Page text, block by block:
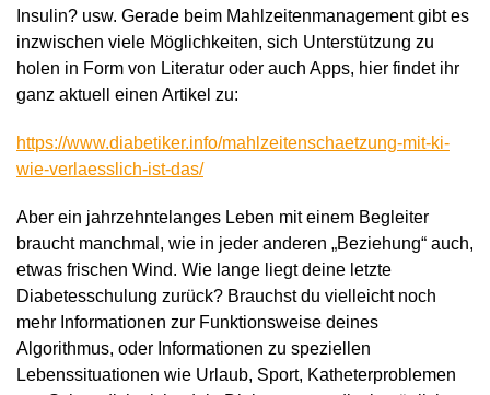
Insulin? usw. Gerade beim Mahlzeitenmanagement gibt es
inzwischen viele Möglichkeiten, sich Unterstützung zu
holen in Form von Literatur oder auch Apps, hier findet ihr
ganz aktuell einen Artikel zu:
https://www.diabetiker.info/mahlzeitenschaetzung-mit-ki-
wie-verlaesslich-ist-das/
Aber ein jahrzehntelanges Leben mit einem Begleiter
braucht manchmal, wie in jeder anderen „Beziehung“ auch,
etwas frischen Wind. Wie lange liegt deine letzte
Diabetesschulung zurück? Brauchst du vielleicht noch
mehr Informationen zur Funktionsweise deines
Algorithmus, oder Informationen zu speziellen
Lebenssituationen wie Urlaub, Sport, Katheterproblemen